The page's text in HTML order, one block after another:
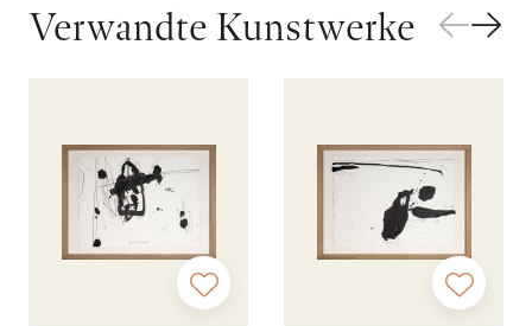
Verwandte Kunstwerke